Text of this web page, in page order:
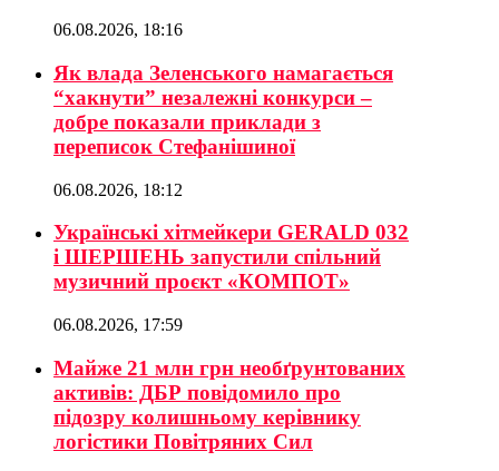
06.08.2026, 18:16
Як влада Зеленського намагається
“хакнути” незалежні конкурси –
добре показали приклади з
переписок Стефанішиної
06.08.2026, 18:12
Українські хітмейкери GERALD 032
і ШЕРШЕНЬ запустили спільний
музичний проєкт «КОМПОТ»
06.08.2026, 17:59
Майже 21 млн грн необґрунтованих
активів: ДБР повідомило про
підозру колишньому керівнику
логістики Повітряних Сил